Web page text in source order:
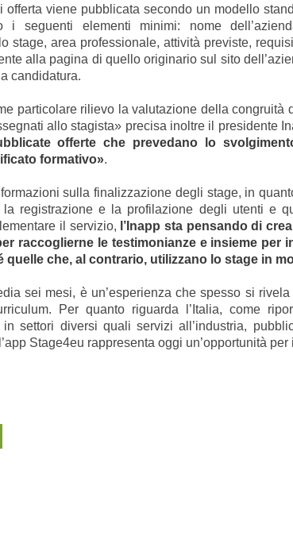
offerta viene pubblicata secondo un modello
i seguenti elementi minimi: nome
stage, area professionale, attività previste,
alla pagina di quello originario sul sito
candidatura.
particolare rilievo la valutazione della congruità
allo stagista» precisa inoltre il presidente
offerte che prevedano lo
formativo».
sulla finalizzazione degli stage, in
registrazione e la profilazione degli utenti e
il servizio, l’Inapp sta pensando di
raccoglierne le testimonianze e insieme per
che, al contrario, utilizzano lo stage in
sei mesi, è un’esperienza che spesso si
Per quanto riguarda l’Italia, come
in settori diversi quali servizi all’industria,
Stage4eu rappresenta oggi un’opportunità